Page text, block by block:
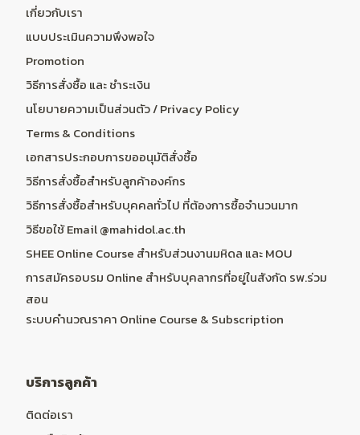
เกี่ยวกับเรา
แบบประเมินความพึงพอใจ
Promotion
วิธีการสั่งซื้อ และ ชำระเงิน
นโยบายความเป็นส่วนตัว / Privacy Policy
Terms & Conditions
เอกสารประกอบการขออนุมัติสั่งซื้อ
วิธีการสั่งซื้อสำหรับลูกค้าองค์กร
วิธีการสั่งซื้อสำหรับบุคคลทั่วไป ที่ต้องการซื้อจำนวนมาก
วิธีขอใช้ Email @mahidol.ac.th
SHEE Online Course สำหรับส่วนงานมหิดล และ MOU
การสมัครอบรม Online สำหรับบุคลากรที่อยู่ในสังกัด รพ.ร่วม
สอน
ระบบคำนวณราคา Online Course & Subscription
บริการลูกค้า
ติดต่อเรา